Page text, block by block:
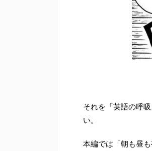
それを「英語の呼
い。
本編では「朝も昼